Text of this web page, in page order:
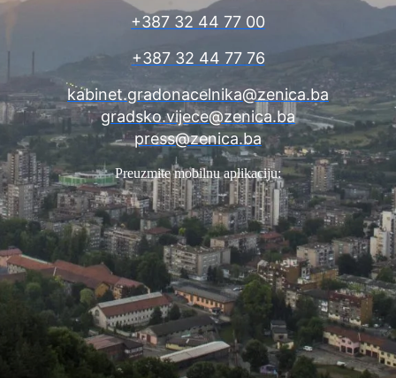
+387 32 44 77 00
+387 32 44 77 76
kabinet.gradonacelnika@zenica.ba
gradsko.vijece@zenica.ba
press@zenica.ba
Preuzmite mobilnu aplikaciju: